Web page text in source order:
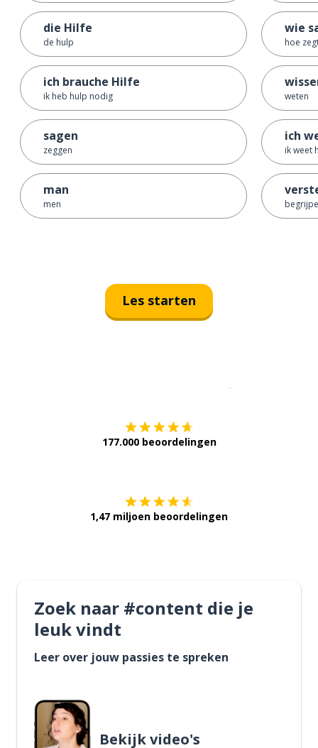
die Hilfe
de hulp
ich brauche Hilfe
ik heb hulp nodig
sagen
zeggen
man
men
wie
hoe
weten
ich
ik weet
Les starten
177.000 beoordelingen
1,47 miljoen beoordelingen
Zoek naar #content die je
leuk vindt
Leer over jouw passies te spreken
Bekijk video's